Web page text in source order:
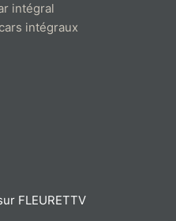
intégral
intégraux
FLEURETTV